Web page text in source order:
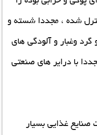
شده ، مجددا شسته و
وغبار و آلودگی های
با درایر های صنعتی
صنایع غذایی بسیار